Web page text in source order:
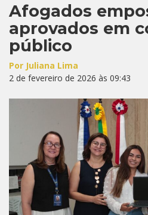
Afogados
aprovados em
público
Por Juliana Lima
2 de fevereiro de 2026 às 09:43